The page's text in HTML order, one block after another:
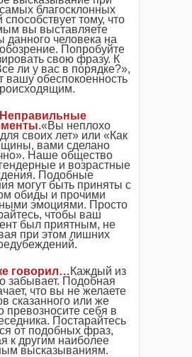
благосклонных
тому, что
вы выставляете
данного человека на
Попробуйте
свою фразу. К
ли у вас в порядке?»,
вашу обеспокоенность
.«Вы неплохо
своих лет» или «Как
вами сделано
Наше общество
и возрастные
Подобные
могут быть приняты с
обиды и прочими
эмоциями. Просто
чтобы ваш
был приятным, не
при этом лишних
говорил…Каждый из
забывает. Подобная
что вы не желаете
сказанного или же
превозносите себя в
Постарайтесь
от подобных фраз,
к другим наиболее
высказываниям.